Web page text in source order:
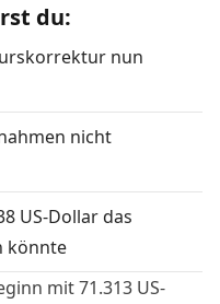
du:
nun
nicht
US-Dollar das
könnte
mit 71.313 US-